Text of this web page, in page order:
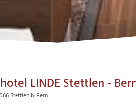
LINDE Stettlen -
Stettlen b. Bern